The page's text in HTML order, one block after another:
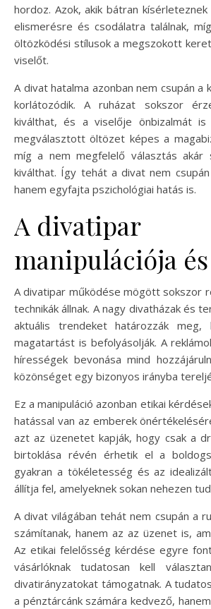
hordoz. Azok, akik bátran
elismerésre és csodálatra találnak,
öltözködési stílusok a megszokott
viselőt.
A divat hatalma azonban nem csupán a
korlátozódik. A ruházat sokszor
kiválthat, és a viselője önbizalmát is
megválasztott öltözet képes a
míg a nem megfelelő választás akár
kiválthat. Így tehát a divat nem
hanem egyfajta pszichológiai hatás is.
A divatipar
manipulációja
A divatipar működése mögött sokszor
technikák állnak. A nagy divatházak és
aktuális trendeket határozzák meg,
magatartást is befolyásolják. A
hírességek bevonása mind
közönséget egy bizonyos irányba
Ez a manipuláció azonban etikai
hatással van az emberek
azt az üzenetet kapják, hogy csak a
birtoklása révén érhetik el a
gyakran a tökéletesség és az
állítja fel, amelyeknek sokan nehezen
A divat világában tehát nem csupán a
számítanak, hanem az az üzenet is,
Az etikai felelősség kérdése egyre
vásárlóknak tudatosan kell
divatirányzatokat támogatnak. A
a pénztárcánk számára kedvező,